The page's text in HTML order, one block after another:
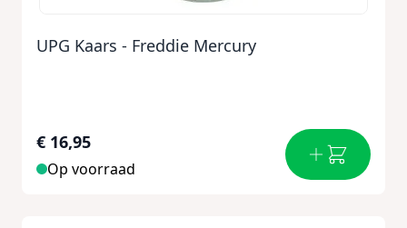
UPG Kaars - Freddie Mercury
€ 16,95
Op voorraad